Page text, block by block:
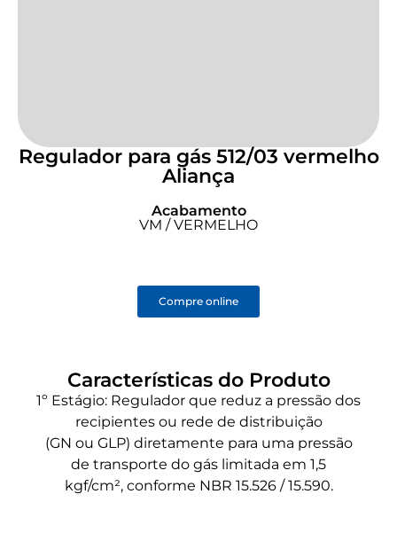
Regulador para gás 512/03 vermelho
Aliança
Acabamento
VM / VERMELHO
Compre online
Características do Produto
1º Estágio: Regulador que reduz a pressão dos
recipientes ou rede de distribuição
(GN ou GLP) diretamente para uma pressão
de transporte do gás limitada em 1,5
kgf/cm², conforme NBR 15.526 / 15.590.